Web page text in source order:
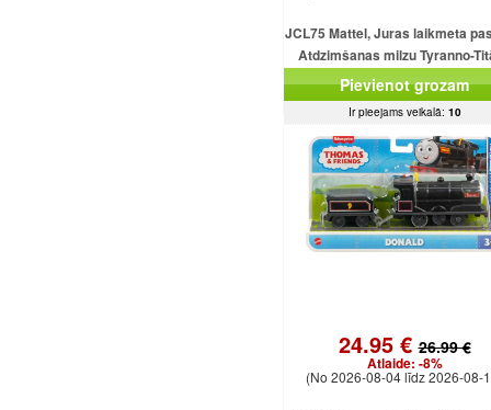
JCL75 Mattel, Juras laikmeta
Atdzimšanas milzu Tyranno-
uzbrukuma dinozaura
Pievienot grozam
Ir pieejams veikalā: 10
24.95 €26.99 €
Atlaide: -8%
(No 2026-08-04 līdz 2026-08-